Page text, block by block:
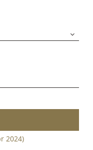
2024)